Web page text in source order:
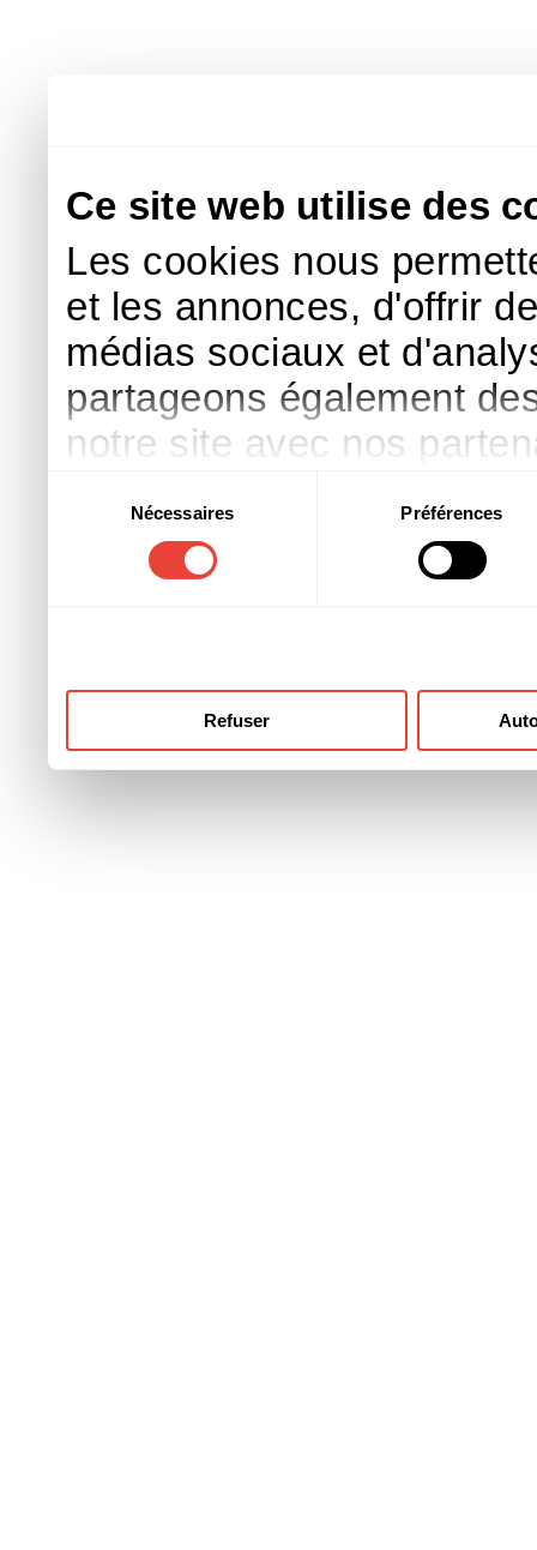
Ce site web utilise des
Les cookies nous
et les annonces, d'offrir
médias sociaux et
partageons également
notre site avec nos
d'autres informations
ont collectées lors de
consentement
Nécessaires Préférences
Refuser